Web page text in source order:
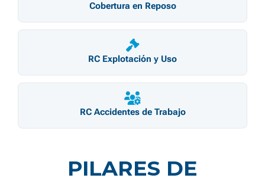
Cobertura en Reposo
RC Explotación y Uso
RC Accidentes de Trabajo
PILARES DE